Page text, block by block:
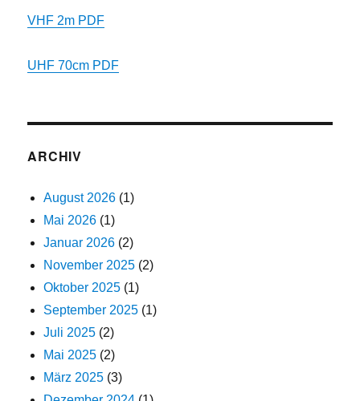
VHF 2m PDF
UHF 70cm PDF
ARCHIV
August 2026 (1)
Mai 2026 (1)
Januar 2026 (2)
November 2025 (2)
Oktober 2025 (1)
September 2025 (1)
Juli 2025 (2)
Mai 2025 (2)
März 2025 (3)